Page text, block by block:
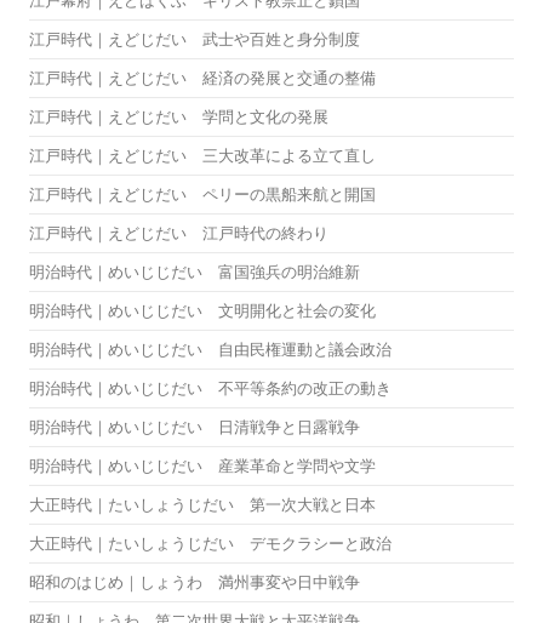
江戸時代｜えどじだい 武士や百姓と身分制度
江戸時代｜えどじだい 経済の発展と交通の整備
江戸時代｜えどじだい 学問と文化の発展
江戸時代｜えどじだい 三大改革による立て直し
江戸時代｜えどじだい ペリーの黒船来航と開国
江戸時代｜えどじだい 江戸時代の終わり
明治時代｜めいじじだい 富国強兵の明治維新
明治時代｜めいじじだい 文明開化と社会の変化
明治時代｜めいじじだい 自由民権運動と議会政治
明治時代｜めいじじだい 不平等条約の改正の動き
明治時代｜めいじじだい 日清戦争と日露戦争
明治時代｜めいじじだい 産業革命と学問や文学
大正時代｜たいしょうじだい 第一次大戦と日本
大正時代｜たいしょうじだい デモクラシーと政治
昭和のはじめ｜しょうわ 満州事変や日中戦争